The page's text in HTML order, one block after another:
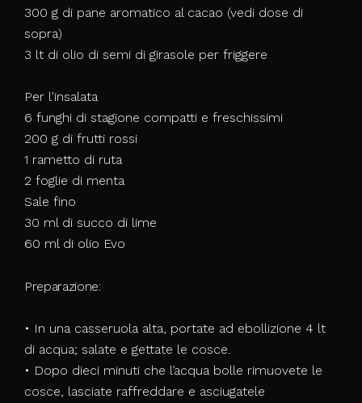
300 g di pane aromatico al cacao (vedi dose di
sopra)
3 lt di olio di semi di girasole per friggere
Per l'insalata
6 funghi di stagione compatti e freschissimi
200 g di frutti rossi
1 rametto di ruta
2 foglie di menta
Sale fino
30 ml di succo di lime
60 ml di olio Evo
Preparazione:
• In una casseruola alta, portate ad ebollizione 4 lt
di acqua; salate e gettate le cosce.
• Dopo dieci minuti che l’acqua bolle rimuovete le
cosce, lasciate raffreddare e asciugatele